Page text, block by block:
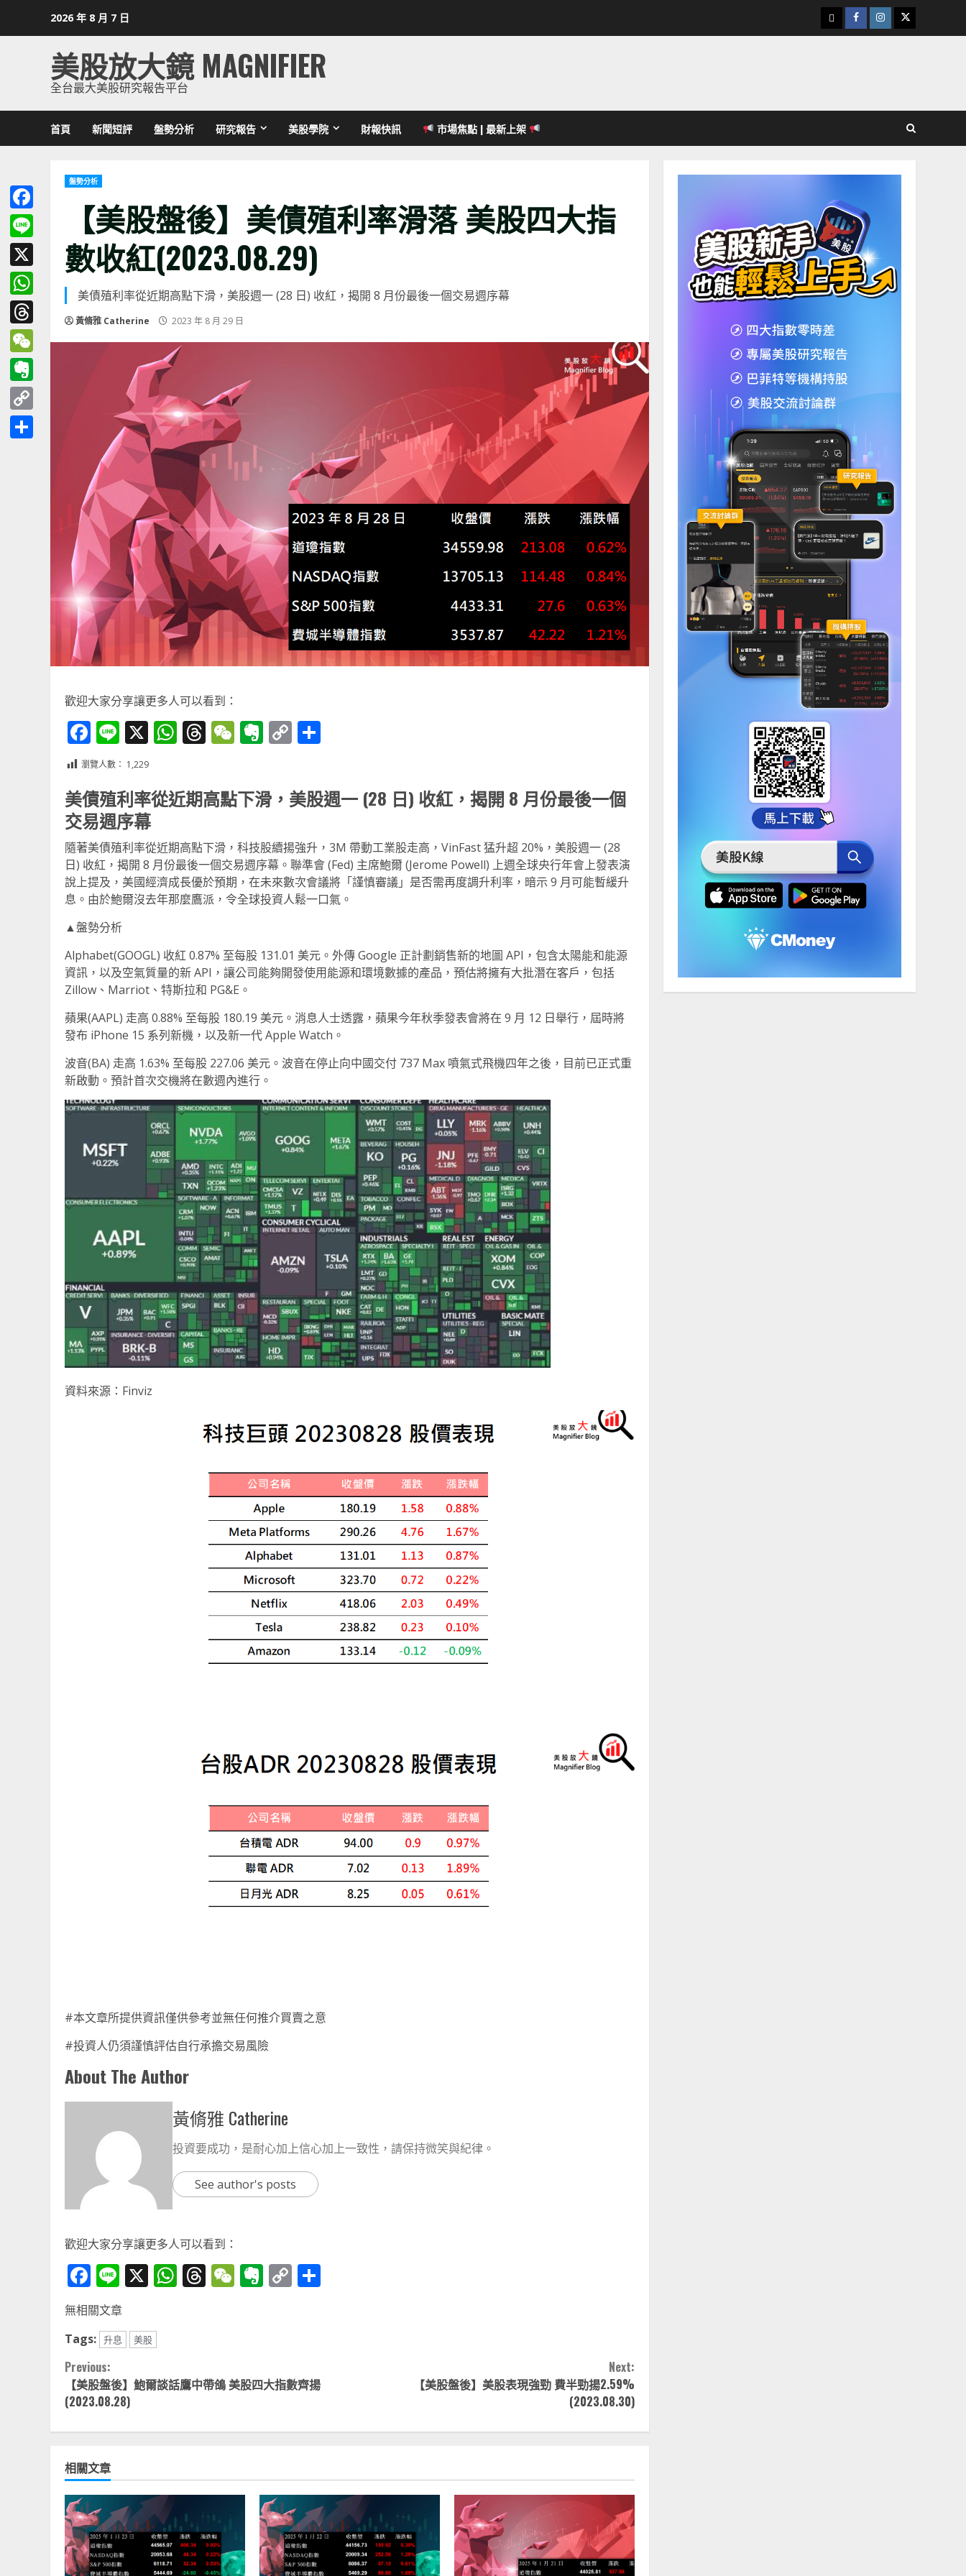
2026 年 8 月 7 日
下
載
Facebook
Instagram
Twitter
美股放大鏡 MAGNIFIER
全台最大美股研究報告平台
首頁 新聞短評 盤勢分析 研究報告 美股學院 財報快訊 市場焦點 | 最新上架
盤勢分析
【美股盤後】美債殖利率滑落 美股四大指
數收紅(2023.08.29)
美債殖利率從近期高點下滑，美股週一 (28 日) 收紅，揭開 8 月份最後一個交易週序幕
黃脩雅 Catherine 2023 年 8 月 29 日
歡迎大家分享讓更多人可以看到：
Facebook
Line
X WhatsApp
Threads
WeChat
Evernote
Copy
瀏覽人數： 1,229
美債殖利率從近期高點下滑，美股週一 (28 日) 收紅，揭開 8 月份最後一個
交易週序幕
隨著美債殖利率從近期高點下滑，科技股續揚強升，3M 帶動工業股走高，VinFast 猛升超 20%，美股週一 (28
日) 收紅，揭開 8 月份最後一個交易週序幕。聯準會 (Fed) 主席鮑爾 (Jerome Powell) 上週全球央行年會上發表演
說上提及，美國經濟成長優於預期，在未來數次會議將「謹慎審議」是否需再度調升利率，暗示 9 月可能暫緩升
息。由於鮑爾沒去年那麼鷹派，令全球投資人鬆一口氣。
▲盤勢分析
Alphabet(GOOGL) 收紅 0.87% 至每股 131.01 美元。外傳 Google 正計劃銷售新的地圖 API，包含太陽能和能源
資訊，以及空氣質量的新 API，讓公司能夠開發使用能源和環境數據的產品，預估將擁有大批潛在客戶，包括
Zillow、Marriot、特斯拉和 PG&E。
蘋果(AAPL) 走高 0.88% 至每股 180.19 美元。消息人士透露，蘋果今年秋季發表會將在 9 月 12 日舉行，屆時將
發布 iPhone 15 系列新機，以及新一代 Apple Watch。
波音(BA) 走高 1.63% 至每股 227.06 美元。波音在停止向中國交付 737 Max 噴氣式飛機四年之後，目前已正式重
新啟動。預計首次交機將在數週內進行。
資料來源：Finviz
#本文章所提供資訊僅供參考並無任何推介買賣之意
#投資人仍須謹慎評估自行承擔交易風險
About The Author
黃脩雅 Catherine
投資要成功，是耐心加上信心加上一致性，請保持微笑與紀律。
See author's posts
歡迎大家分享讓更多人可以看到：
Facebook
Line
X WhatsApp
Threads
WeChat
Evernote
Copy
無相關文章
Tags: 升息 美股
Continue
Reading
Previous:
【美股盤後】鮑爾談話鷹中帶鴿 美股四大指數齊揚
(2023.08.28)
Next:
【美股盤後】美股表現強勁 費半勁揚2.59%
(2023.08.30)
相關文章
Facebook
Line
X
WhatsApp
Threads
WeChat
Evernote
Copy